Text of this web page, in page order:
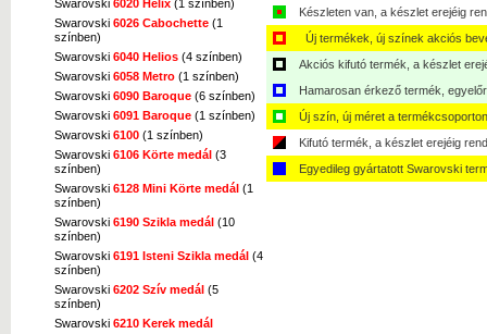
Swarovski 6020 Helix (1 színben)
Swarovski 6026 Cabochette (1
színben)
Swarovski 6040 Helios (4 színben)
Swarovski 6058 Metro (1 színben)
Swarovski 6090 Baroque (6 színben)
Swarovski 6091 Baroque (1 színben)
Swarovski 6100 (1 színben)
Swarovski 6106 Körte medál (3
színben)
Swarovski 6128 Mini Körte medál (1
színben)
Swarovski 6190 Szikla medál (10
színben)
Swarovski 6191 Isteni Szikla medál (4
színben)
Swarovski 6202 Szív medál (5
színben)
Swarovski 6210 Kerek medál
Készleten van, a készlet erejéig
Új termékek, új színek akciós
Akciós kifutó termék, a készlet
Hamarosan érkező termék,
Új szín, új méret a
Kifutó termék, a készlet erejéig
Egyedileg gyártatott Swarovski